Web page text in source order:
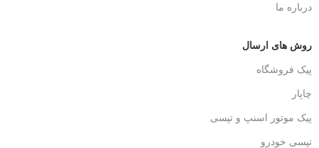
درباره ما
روش های ارسال
پیک فروشگاه
چاپار
پیک موتور اسنپ و تپسی
تپسی خودرو